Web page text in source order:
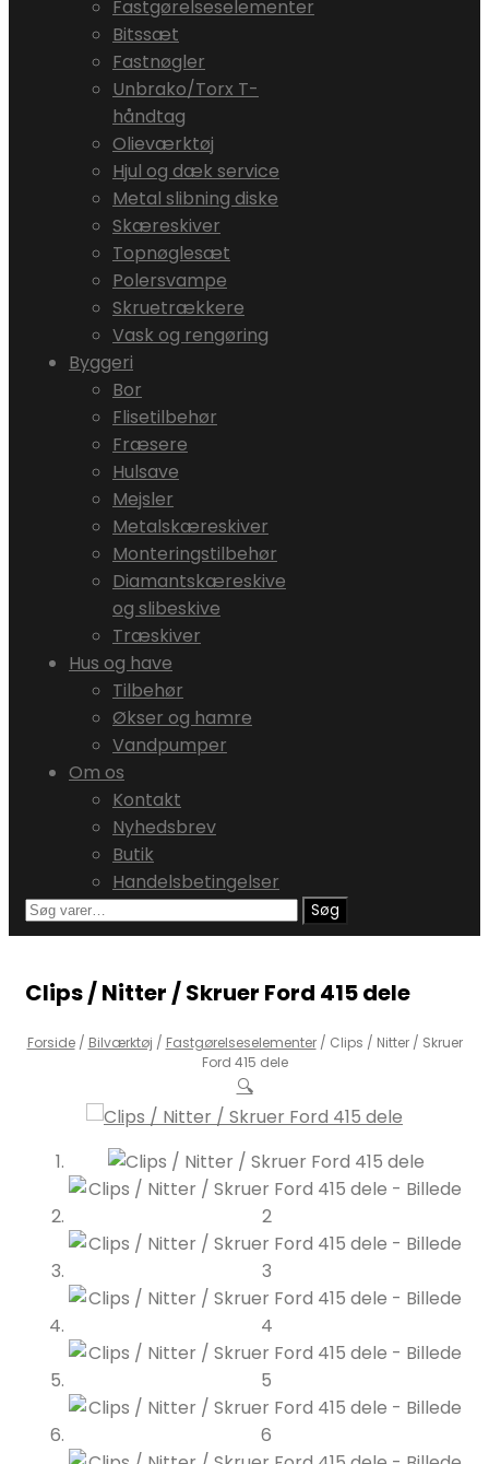
Fastgørelseselementer
Bitssæt
Fastnøgler
Unbrako/Torx T-
håndtag
Olieværktøj
Hjul og dæk service
Metal slibning diske
Skæreskiver
Topnøglesæt
Polersvampe
Skruetrækkere
Vask og rengøring
Byggeri
Bor
Flisetilbehør
Fræsere
Hulsave
Mejsler
Metalskæreskiver
Monteringstilbehør
Diamantskæreskive
og slibeskive
Træskiver
Hus og have
Tilbehør
Økser og hamre
Vandpumper
Om os
Kontakt
Nyhedsbrev
Butik
Handelsbetingelser
Søg
efter:
Søg
Clips / Nitter / Skruer Ford 415 dele
Forside/ Bilværktøj / Fastgørelseselementer/ Clips / Nitter / Skruer
Ford 415 dele
🔍